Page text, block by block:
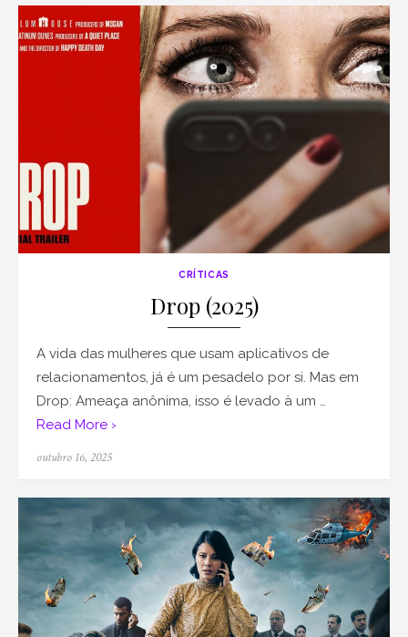
CRÍTICAS
Drop (2025)
A vida das mulheres que usam aplicativos de
relacionamentos, já é um pesadelo por si. Mas em
Drop: Ameaça anônima, isso é levado à um …
Read More ›
Posted
outubro 16, 2025